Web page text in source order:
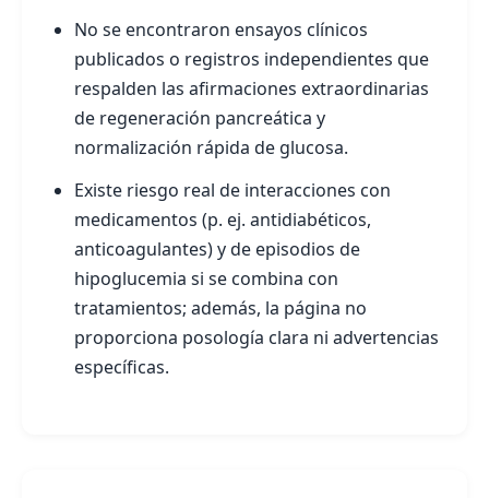
No se encontraron ensayos clínicos
publicados o registros independientes que
respalden las afirmaciones extraordinarias
de regeneración pancreática y
normalización rápida de glucosa.
Existe riesgo real de interacciones con
medicamentos (p. ej. antidiabéticos,
anticoagulantes) y de episodios de
hipoglucemia si se combina con
tratamientos; además, la página no
proporciona posología clara ni advertencias
específicas.